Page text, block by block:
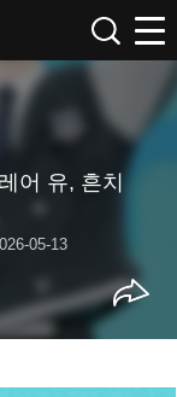
어 유, 흔치
05-13